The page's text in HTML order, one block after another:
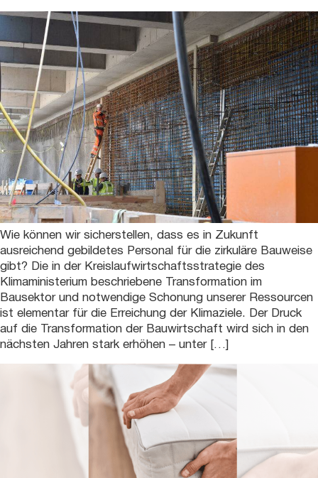
Wie können wir sicherstellen, dass es in Zukunft
ausreichend gebildetes Personal für die zirkuläre Bauweise
gibt? Die in der Kreislaufwirtschaftsstrategie des
Klimaministerium beschriebene Transformation im
Bausektor und notwendige Schonung unserer Ressourcen
ist elementar für die Erreichung der Klimaziele. Der Druck
auf die Transformation der Bauwirtschaft wird sich in den
nächsten Jahren stark erhöhen – unter […]